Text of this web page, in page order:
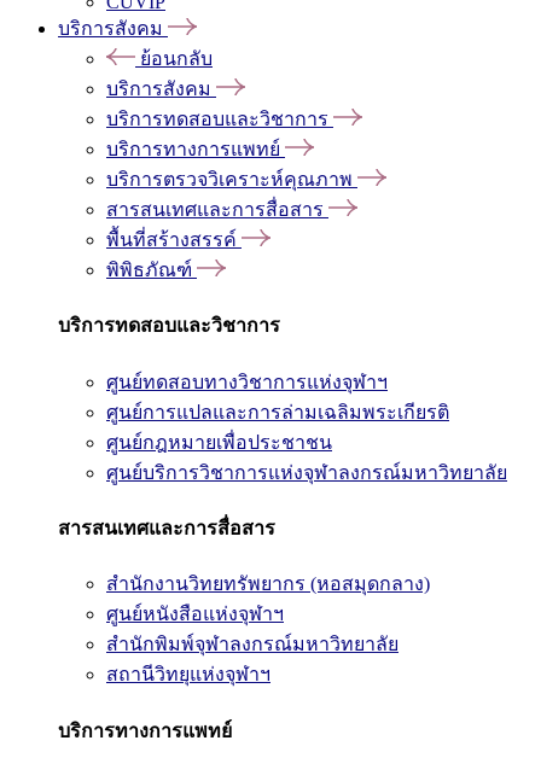
บริการสังคม
ย้อนกลับ
บริการสังคม
บริการทดสอบและวิชาการ
บริการทางการแพทย์
บริการตรวจวิเคราะห์คุณภาพ
สารสนเทศและการสื่อสาร
พื้นที่สร้างสรรค์
พิพิธภัณฑ์
บริการทดสอบและวิชาการ
ศูนย์ทดสอบทางวิชาการแห่งจุฬาฯ
ศูนย์การแปลและการล่ามเฉลิมพระเกียรติ
ศูนย์กฎหมายเพื่อประชาชน
ศูนย์บริการวิชาการแห่งจุฬาลงกรณ์มหาวิทยาลัย
สารสนเทศและการสื่อสาร
สำนักงานวิทยทรัพยากร (หอสมุดกลาง)
ศูนย์หนังสือแห่งจุฬาฯ
สำนักพิมพ์จุฬาลงกรณ์มหาวิทยาลัย
สถานีวิทยุแห่งจุฬาฯ
บริการทางการแพทย์